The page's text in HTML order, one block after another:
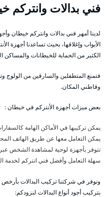
فني بدالات وانتركم
لدينا أمهر فني بدالات وانتركم خيطان
الأبواب وإغلاقها، بحيث تساعدنا أجهزة
الكثير من الحماية للخيطانات والمساكن
فتمنع المتطفلين والسارقين من
وقاطني المكان.
بعض ميزات أجهزة الأنتركم في خيطان :
يمكن تركيبها في الأماكن الهامة
يمكن التعامل معها عن طريق الهاتف
تتوفر بأجهزة لوحية لمشاهدة الشخص
سهلة التعامل وأفضل فني انتركم لخدمة
ونوفر في شركتنا تركيب البدالات بأرخص
بتركيب أجود أنواع البدالات لنزودكم: